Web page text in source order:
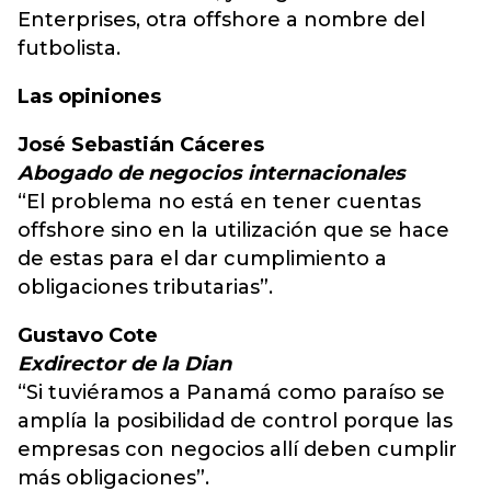
Enterprises, otra offshore a nombre del
futbolista.
Las opiniones
José Sebastián Cáceres
Abogado de negocios internacionales
“El problema no está en tener cuentas
offshore sino en la utilización que se hace
de estas para el dar cumplimiento a
obligaciones tributarias”.
Gustavo Cote
Exdirector de la Dian
“Si tuviéramos a Panamá como paraíso se
amplía la posibilidad de control porque las
empresas con negocios allí deben cumplir
más obligaciones”.